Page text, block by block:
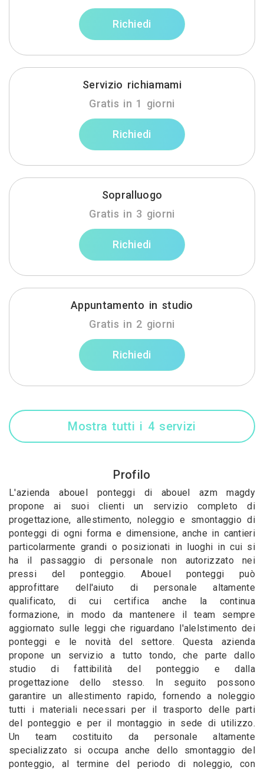
Richiedi
Servizio richiamami
Gratis in 1 giorni
Richiedi
Sopralluogo
Gratis in 3 giorni
Richiedi
Appuntamento in studio
Gratis in 2 giorni
Richiedi
Mostra tutti i 4 servizi
Profilo
L'azienda abouel ponteggi di abouel azm magdy
propone ai suoi clienti un servizio completo di
progettazione, allestimento, noleggio e smontaggio di
ponteggi di ogni forma e dimensione, anche in cantieri
particolarmente grandi o posizionati in luoghi in cui si
ha il passaggio di personale non autorizzato nei
pressi del ponteggio. Abouel ponteggi può
approfittare dell'aiuto di personale altamente
qualificato, di cui certifica anche la continua
formazione, in modo da mantenere il team sempre
aggiornato sulle leggi che riguardano l'alelstimento dei
ponteggi e le novità del settore. Questa azienda
propone un servizio a tutto tondo, che parte dallo
studio di fattibilità del ponteggio e dalla
progettazione dello stesso. In seguito possono
garantire un allestimento rapido, fornendo a noleggio
tutti i materiali necessari per il trasporto delle parti
del ponteggio e per il montaggio in sede di utilizzo.
Un team costituito da personale altamente
specializzato si occupa anche dello smontaggio del
ponteggio, al termine del periodo di noleggio, con